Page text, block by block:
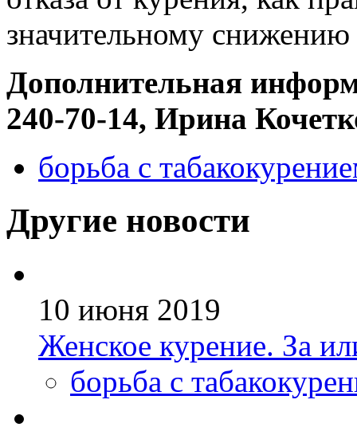
значительному снижению
Дополнительная
240-70-14, Ирина
борьба с
Другие новости
10 июня 2019
Женское курение. За
борьба с